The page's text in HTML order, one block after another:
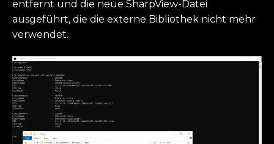
entfernt und die neue SharpView-Datei
ausgeführt, die die externe Bibliothek nicht mehr
verwendet.